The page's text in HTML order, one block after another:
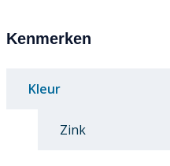
Kenmerken
Kleur
Zink